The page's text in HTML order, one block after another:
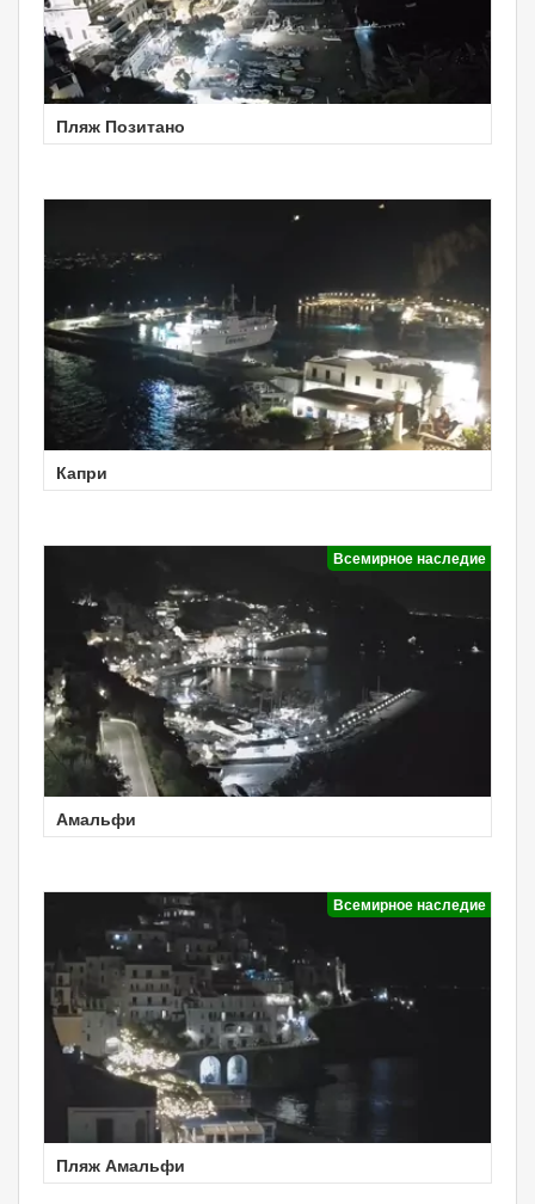
Пляж Позитано
Капри
Всемирное наследие
Амальфи
Всемирное наследие
Пляж Амальфи